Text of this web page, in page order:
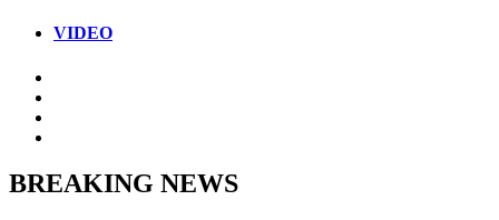
VIDEO
BREAKING NEWS